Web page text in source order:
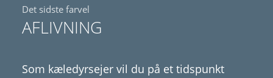
Det sidste farvel
AFLIVNING
Som kæledyrsejer vil du på et tidspunkt